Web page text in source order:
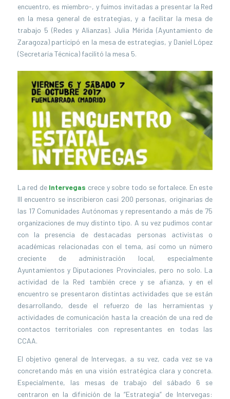
encuentro, es miembro-, y fuimos invitadas a presentar la Red
en la mesa general de estrategias, y a facilitar la mesa de
trabajo 5 (Redes y Alianzas). Julia Mérida (Ayuntamiento de
Zaragoza) participó en la mesa de estrategias, y Daniel López
(Secretaría Técnica) facilitó la mesa 5.
La red de Intervegas crece y sobre todo se fortalece. En este
III encuentro se inscribieron casi 200 personas, originarias de
las 17 Comunidades Autónomas y representando a más de 75
organizaciones de muy distinto tipo. A su vez pudimos contar
con la presencia de destacadas personas activistas o
académicas relacionadas con el tema, así como un número
creciente de administración local, especialmente
Ayuntamientos y Diputaciones Provinciales, pero no solo. La
actividad de la Red también crece y se afianza, y en el
encuentro se presentaron distintas actividades que se están
desarrollando, desde el refuerzo de las herramientas y
actividades de comunicación hasta la creación de una red de
contactos territoriales con representantes en todas las
CCAA.
El objetivo general de Intervegas, a su vez, cada vez se va
concretando más en una visión estratégica clara y concreta.
Especialmente, las mesas de trabajo del sábado 6 se
centraron en la difinición de la “Estrategia” de Intervegas: